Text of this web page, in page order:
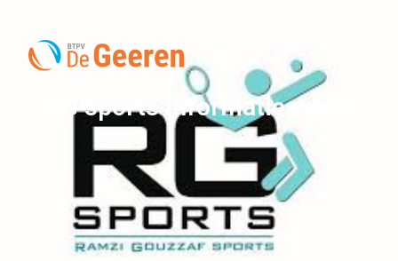
RG sports informatieavond